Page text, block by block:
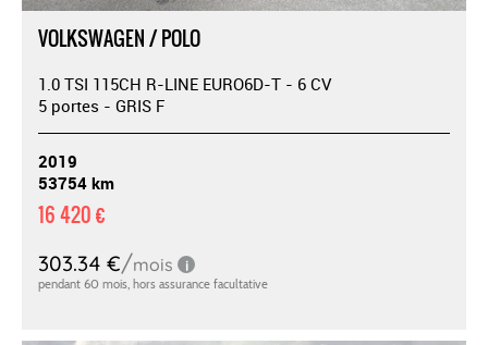
VOLKSWAGEN / POLO
1.0 TSI 115CH R-LINE EURO6D-T - 6 CV
5 portes - GRIS F
2019
53754 km
16 420 €